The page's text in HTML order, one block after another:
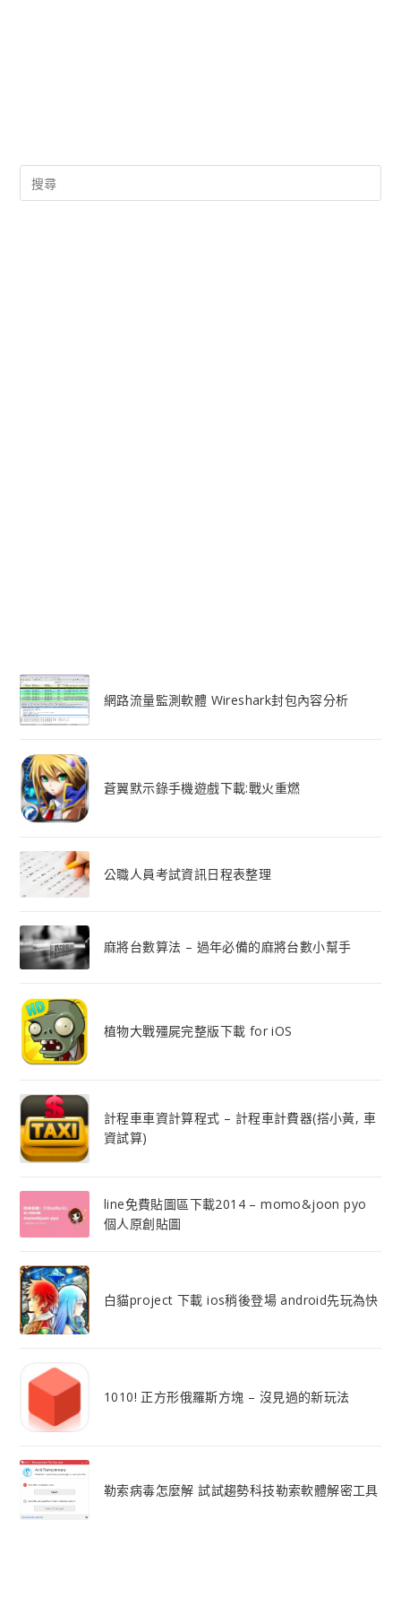
網路流量監測軟體 Wireshark封包內容分析
蒼翼默示錄手機遊戲下載:戰火重燃
公職人員考試資訊日程表整理
麻將台數算法 – 過年必備的麻將台數小幫手
植物大戰殭屍完整版下載 for iOS
計程車車資計算程式 – 計程車計費器(搭小黃, 車
資試算)
line免費貼圖區下載2014 – momo&joon pyo
個人原創貼圖
白貓project 下載 ios稍後登場 android先玩為快
1010! 正方形俄羅斯方塊 – 沒見過的新玩法
勒索病毒怎麼解 試試趨勢科技勒索軟體解密工具